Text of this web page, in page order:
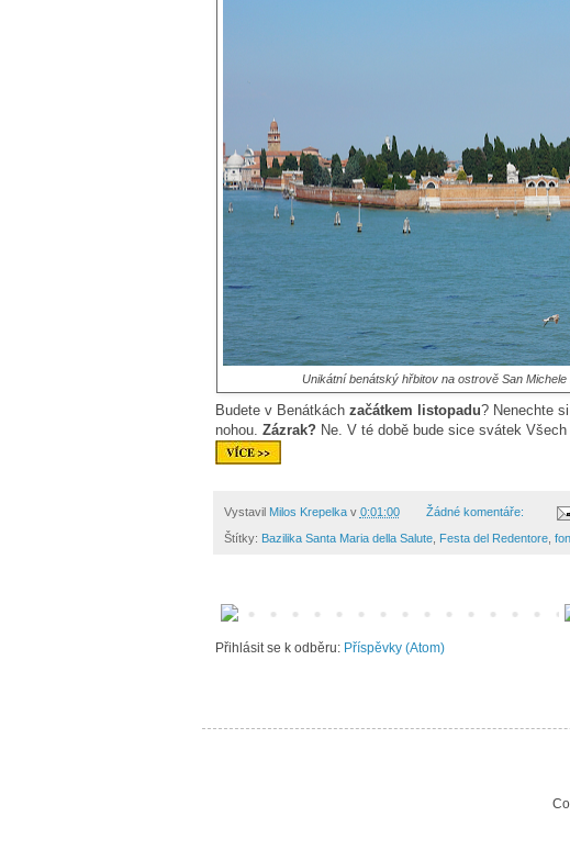
Unikátní benátský hřbitov na ostrově San
Budete v Benátkách začátkem listopadu? Nenechte
nohou. Zázrak? Ne. V té době bude sice svátek
Vystavil Milos Krepelka v 0:01:00 Žádné komentáře:
Štítky: Bazilika Santa Maria della Salute, Festa del Redentore,
Přihlásit se k odběru: Příspěvky (Atom)